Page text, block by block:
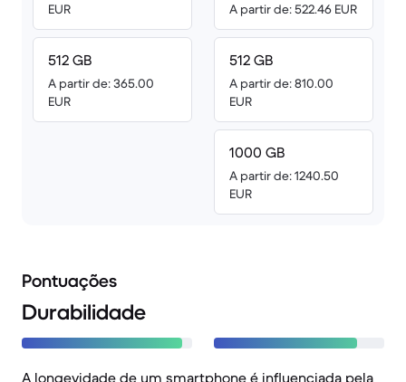
EUR
512 GB
A partir de: 365.00
EUR
A partir de: 522.46 EUR
512 GB
A partir de: 810.00
EUR
1000 GB
A partir de: 1240.50
EUR
Pontuações
Durabilidade
A longevidade de um smartphone é influenciada pela